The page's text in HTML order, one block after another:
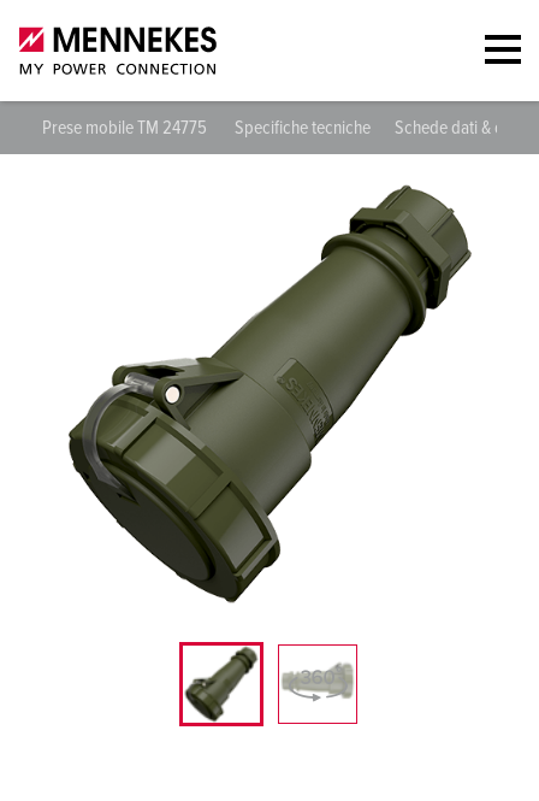
Prese mobile TM 24775 Specifiche tecniche Schede dati &